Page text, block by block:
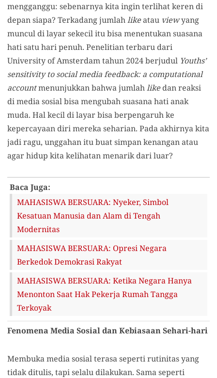
mengganggu: sebenarnya kita ingin terlihat keren di
depan siapa? Terkadang jumlahlikeatau viewyang
muncul di layar sekecil itu bisa menentukan suasana
hati satu hari penuh. Penelitian terbaru dari
University of Amsterdam tahun 2024 berjudul Youths’
sensitivity to social media feedback: a computational
accountmenunjukkan bahwa jumlahlikedan reaksi
di media sosial bisa mengubah suasana hati anak
muda. Hal kecil di layar bisa berpengaruh ke
kepercayaan diri mereka seharian. Pada akhirnya kita
jadi ragu, unggahan itu buat simpan kenangan atau
agar hidup kita kelihatan menarik dari luar?
Baca Juga:
MAHASISWA BERSUARA: Nyeker, Simbol
Kesatuan Manusia dan Alam di Tengah
Modernitas
MAHASISWA BERSUARA: Opresi Negara
Berkedok Demokrasi Rakyat
MAHASISWA BERSUARA: Ketika Negara Hanya
Menonton Saat Hak Pekerja Rumah Tangga
Terkoyak
Fenomena Media Sosial dan Kebiasaan Sehari-hari
Membuka media sosial terasa seperti rutinitas yang
tidak ditulis, tapi selalu dilakukan. Sama seperti